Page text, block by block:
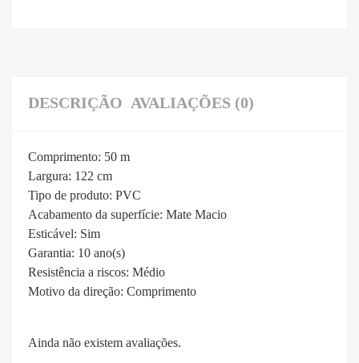
DESCRIÇÃO AVALIAÇÕES (0)
Comprimento: 50 m
Largura: 122 cm
Tipo de produto: PVC
Acabamento da superfície: Mate Macio
Esticável: Sim
Garantia: 10 ano(s)
Resistência a riscos: Médio
Motivo da direção: Comprimento
Ainda não existem avaliações.